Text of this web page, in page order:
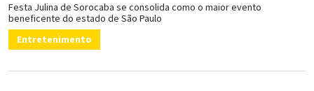
Festa Julina de Sorocaba se consolida como o maior evento
beneficente do estado de São Paulo
Entretenimento